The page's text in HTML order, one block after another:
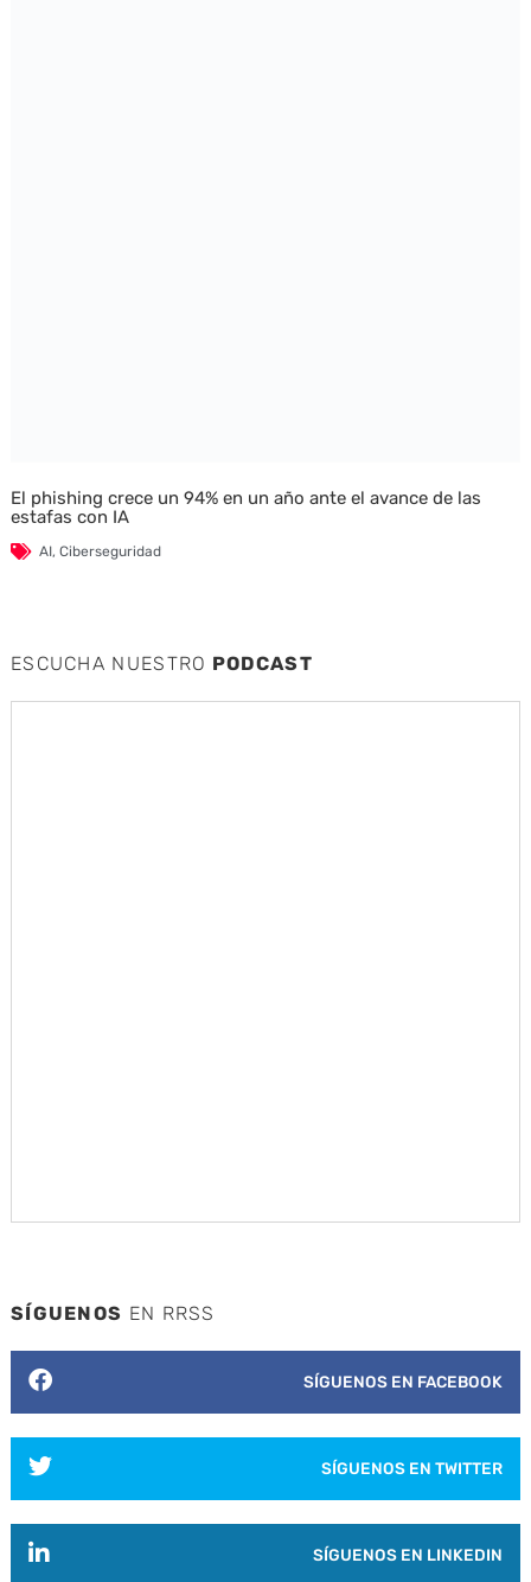
El phishing crece un 94% en un año ante el avance de las
estafas con IA
AI, Ciberseguridad
ESCUCHA NUESTRO PODCAST
SÍGUENOS EN RRSS
SÍGUENOS EN FACEBOOK
SÍGUENOS EN TWITTER
SÍGUENOS EN LINKEDIN